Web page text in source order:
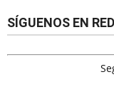
SÍGUENOS EN